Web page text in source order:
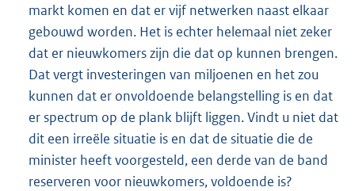
markt komen en dat er vijf netwerken naast elkaar
gebouwd worden. Het is echter helemaal niet zeker
dat er nieuwkomers zijn die dat op kunnen brengen.
Dat vergt investeringen van miljoenen en het zou
kunnen dat er onvoldoende belangstelling is en dat
er spectrum op de plank blijft liggen. Vindt u niet dat
dit een irreële situatie is en dat de situatie die de
minister heeft voorgesteld, een derde van de band
reserveren voor nieuwkomers, voldoende is?